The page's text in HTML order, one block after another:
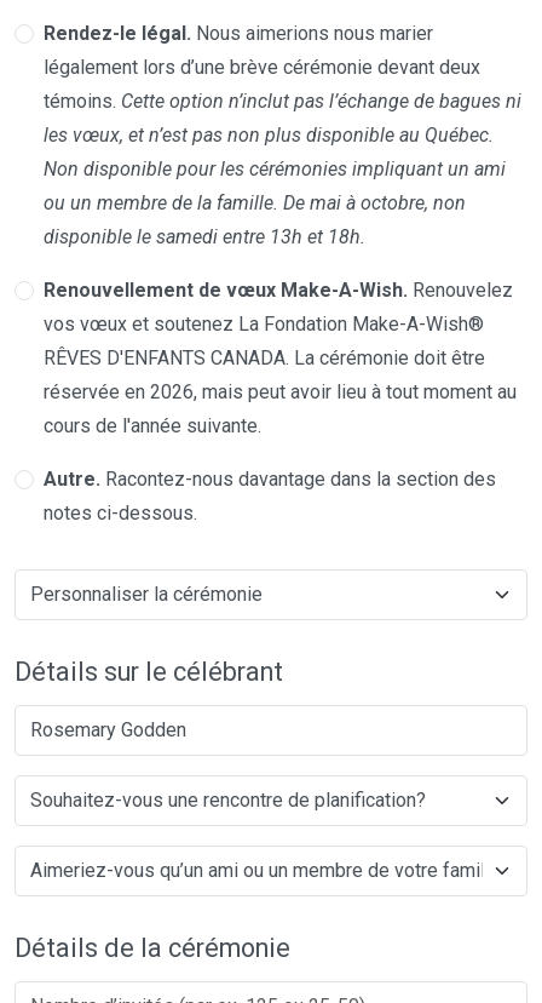
Rendez-le légal. Nous aimerions nous marier
légalement lors d’une brève cérémonie devant deux
témoins. Cette option n’inclut pas l’échange de bagues ni
les vœux, et n’est pas non plus disponible au Québec.
Non disponible pour les cérémonies impliquant un ami
ou un membre de la famille. De mai à octobre, non
disponible le samedi entre 13h et 18h.
Renouvellement de vœux Make-A-Wish. Renouvelez
vos vœux et soutenez La Fondation Make-A-Wish®
RÊVES D'ENFANTS CANADA. La cérémonie doit être
réservée en 2026, mais peut avoir lieu à tout moment au
cours de l'année suivante.
Autre. Racontez-nous davantage dans la section des
notes ci-dessous.
Détails sur le célébrant
Rosemary Godden
Détails de la cérémonie